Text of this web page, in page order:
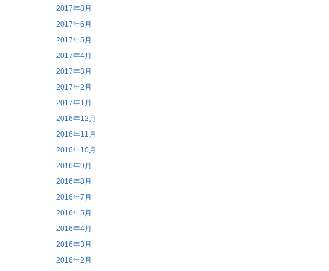
2017年8月
2017年6月
2017年5月
2017年4月
2017年3月
2017年2月
2017年1月
2016年12月
2016年11月
2016年10月
2016年9月
2016年8月
2016年7月
2016年5月
2016年4月
2016年3月
2016年2月